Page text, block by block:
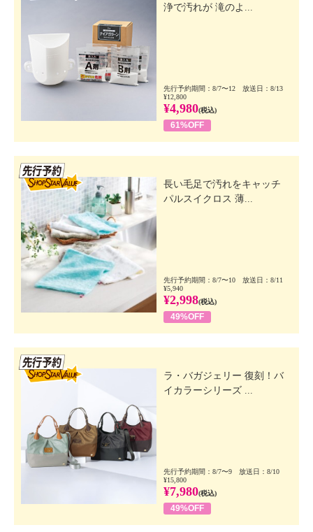
浄で汚れが 滝のよ...
先行予約期間：8/7〜12 放送日：8/13
¥12,800
¥4,980(税込)
61%OFF
長い毛足で汚れをキャッチ
パルスイクロス 薄...
先行予約期間：8/7〜10 放送日：8/11
¥5,940
¥2,998(税込)
49%OFF
ラ・バガジェリー 復刻！バ
イカラーシリーズ ...
先行予約期間：8/7〜9 放送日：8/10
¥15,800
¥7,980(税込)
49%OFF